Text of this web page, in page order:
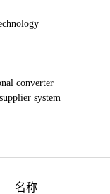
converter
system
名称